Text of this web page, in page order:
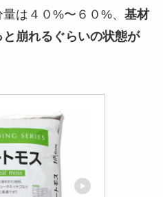
は４０%〜６０%、 基材
崩れるぐらいの状態が